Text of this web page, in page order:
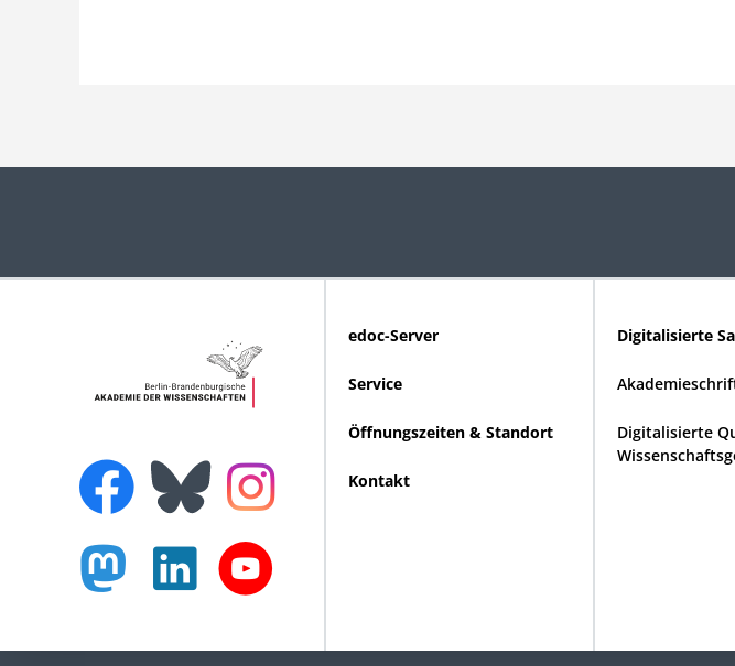
edoc-Server
Service
Öffnungszeiten & Standort
Kontakt
Digitalisierte
Digitalisierte